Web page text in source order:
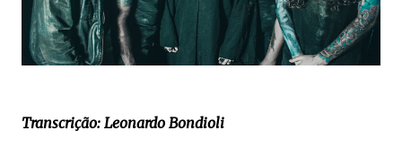
Transcrição: Leonardo Bondioli